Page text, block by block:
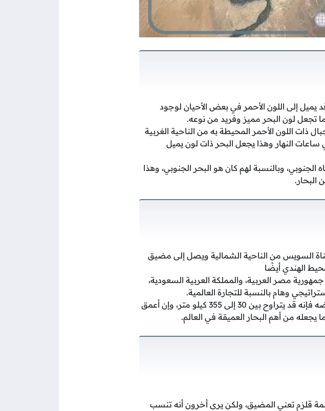
يميل إلى اللون الأحمر في بعض الأحيان لوجود
تجعل لون البحر مميز وفريد من نوعه.
ذات اللون الأحمر المحيطة به من الناحية الغربية
النهار وهذا يجعل البحر ذات لون يميل
الجنوبي، وبالنسبة لهم كان هو البحر الجنوبي، وهذا
البحار.
السويس من الناحية الشمالية ويصل إلى مضيق
الهندي أيضًا
مصر العربية، والمملكة العربية السعودية،
وهام بالنسبة للتجارة العالمية.
يصل طول البحر الأحمر حوالي 2250 كيلو متر، وبالنسبة لعرضه فإنه قد يتراوح بين 30 إلى 355 كيلو متر، وإن أعمق
قلزم تعني المضيق، ولكن يرى أخرون أنه تنسب